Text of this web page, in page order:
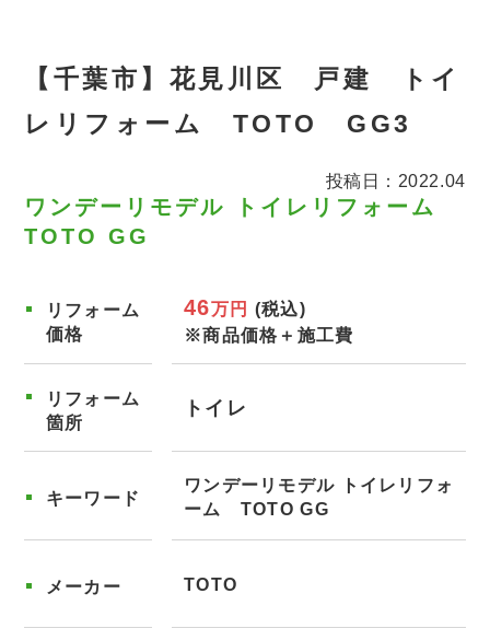
【千葉市】花見川区 戸建 トイ
レリフォーム TOTO GG3
投稿日：2022.04
ワンデーリモデル トイレリフォーム
TOTO GG
リフォーム
価格
46万円 (税込)
※商品価格＋施工費
リフォーム
箇所
トイレ
キーワード
ワンデーリモデル トイレリフォ
ーム TOTO GG
メーカー TOTO